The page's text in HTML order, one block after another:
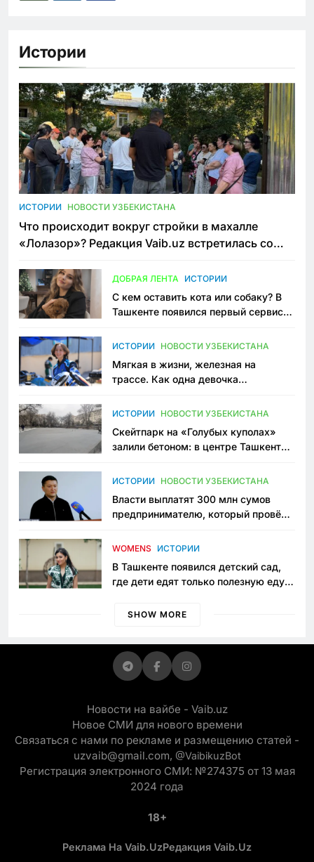
Истории
ИСТОРИИ НОВОСТИ УЗБЕКИСТАНА
Что происходит вокруг стройки в махалле
«Лолазор»? Редакция Vaib.uz встретилась со
ДОБРАЯ ЛЕНТА ИСТОРИИ
С кем оставить кота или собаку? В
Ташкенте появился первый сервис
ИСТОРИИ НОВОСТИ УЗБЕКИСТАНА
Мягкая в жизни, железная на
трассе. Как одна девочка
Узбекистане
ИСТОРИИ НОВОСТИ УЗБЕКИСТАНА
Скейтпарк на «Голубых куполах»
залили бетоном: в центре Ташкента
пространство
ИСТОРИИ НОВОСТИ УЗБЕКИСТАНА
Власти выплатят 300 млн сумов
предпринимателю, который провёл
приговору
WOMENS ИСТОРИИ
В Ташкенте появился детский сад,
где дети едят только полезную еду.
просить «кашу без сахара»
SHOW MORE
Новости на вайбе - Vaib.uz
Новое СМИ для нового времени
Связаться с нами по рекламе и размещению статей -
uzvaib@gmail.com, @VaibikuzBot
Регистрация электронного СМИ: №274375 от 13 мая
2024 года
18+
Реклама На Vaib.uzРедакция Vaib.uz